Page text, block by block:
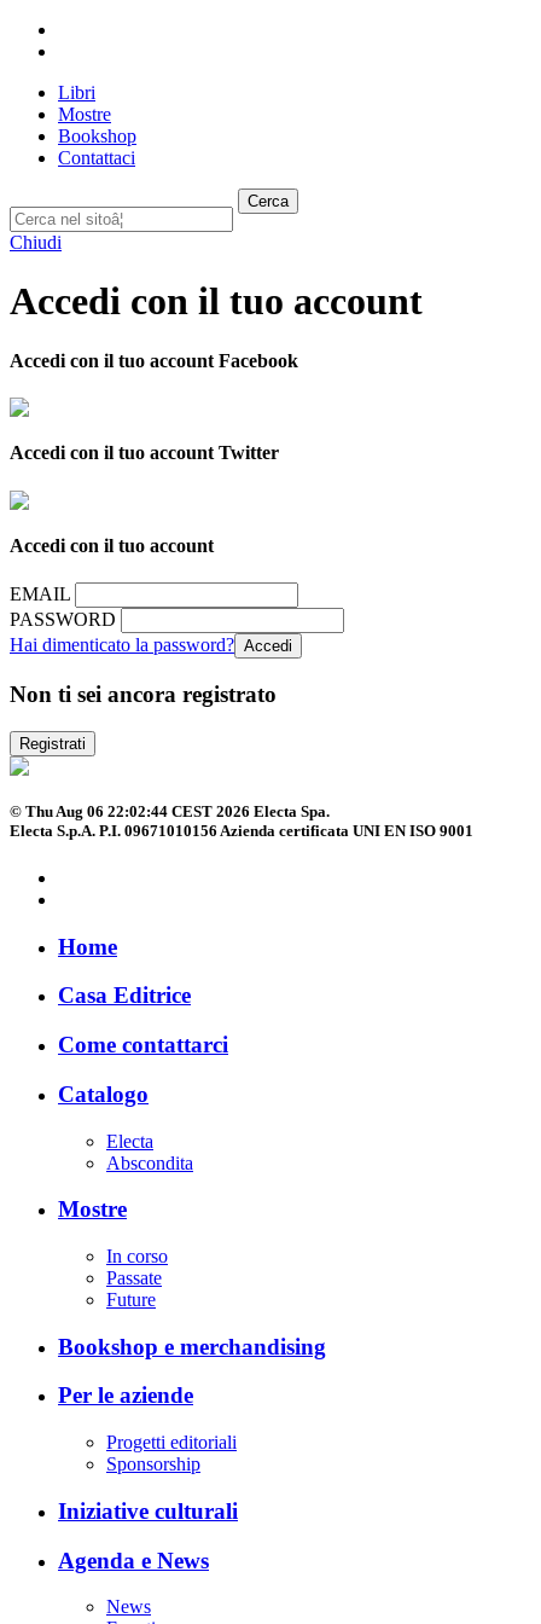
Libri
Mostre
Bookshop
Contattaci
Cerca
Chiudi
Accedi con il tuo account
Accedi con il tuo account Facebook
Accedi con il tuo account Twitter
Accedi con il tuo account
EMAIL
PASSWORD
Hai dimenticato la password?
Non ti sei ancora registrato
Registrati
© Thu Aug 06 22:02:44 CEST 2026 Electa Spa.
Electa S.p.A. P.I. 09671010156 Azienda certificata UNI EN ISO 9001
Home
Casa Editrice
Come contattarci
Catalogo
Electa
Abscondita
Mostre
In corso
Passate
Future
Bookshop e merchandising
Per le aziende
Progetti editoriali
Sponsorship
Iniziative culturali
Agenda e News
News